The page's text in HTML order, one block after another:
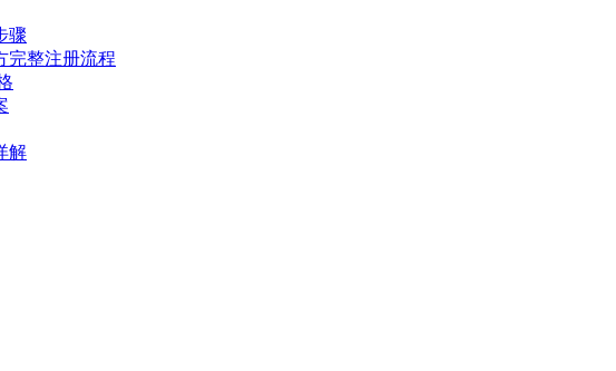
骤
完整注册流程
解